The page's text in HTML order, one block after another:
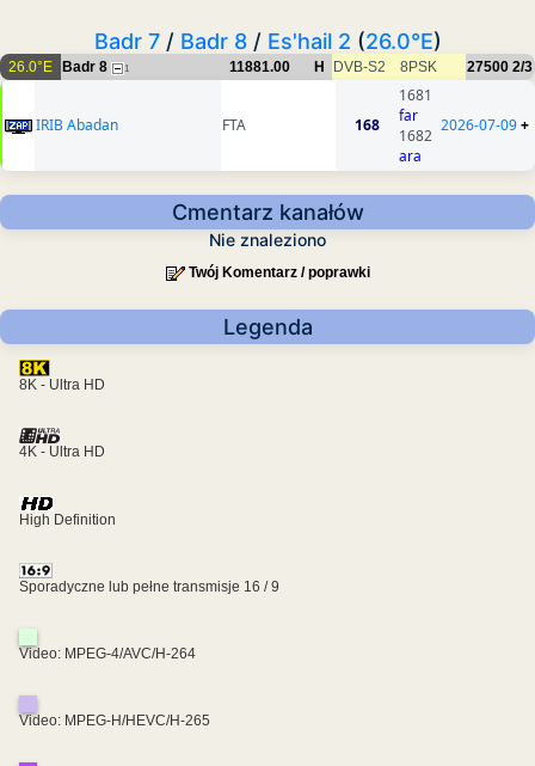
Badr 7/ Badr 8/ Es'hail 2 (26.0°E)
26.0°E Badr 8 1 11881.00 H DVB-S2 8PSK 27500 2/3
IRIB Abadan FTA 168
1681
far
1682
ara
2026-07-09+
Cmentarz kanałów
Nie znaleziono
Twój Komentarz / poprawki
Legenda
8K - Ultra HD
4K - Ultra HD
High Definition
Sporadyczne lub pełne transmisje 16 / 9
Video: MPEG-4/AVC/H-264
Video: MPEG-H/HEVC/H-265